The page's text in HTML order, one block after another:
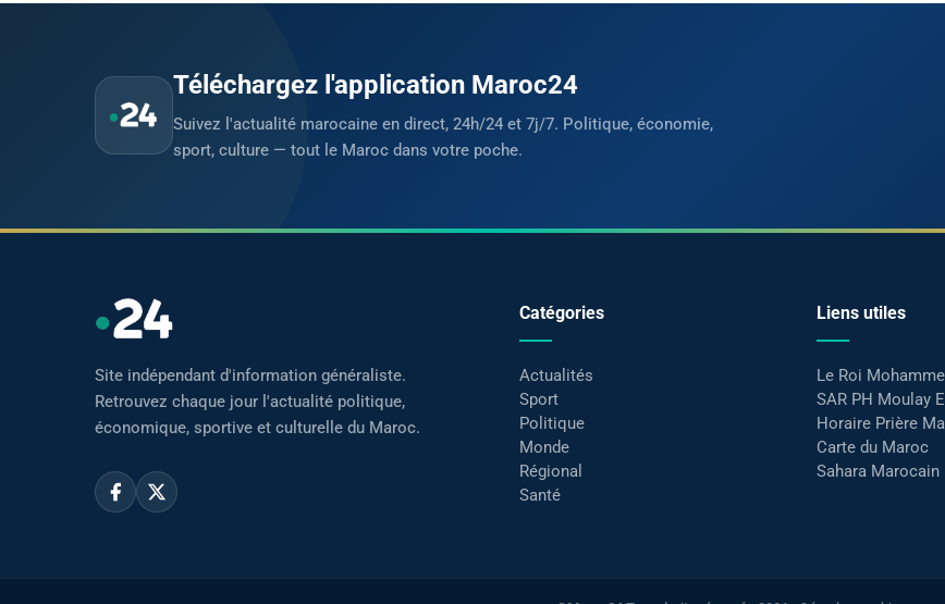
Téléchargez l'application Maroc24
Suivez l'actualité marocaine en direct, 24h/24 et 7j/7. Politique, économie,
sport, culture — tout le Maroc dans votre poche.
Site indépendant d'information généraliste.
Retrouvez chaque jour l'actualité politique,
économique, sportive et culturelle du Maroc.
Catégories
Actualités
Sport
Politique
Monde
Régional
Santé
Liens utiles
Le Roi
SAR PH Moulay
Horaire Prière
Carte du Maroc
Sahara Marocain